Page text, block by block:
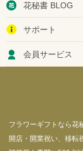
花秘書 BLOG
サポート
会員サービス
フラワーギフトなら花
開店・開業祝い、移転